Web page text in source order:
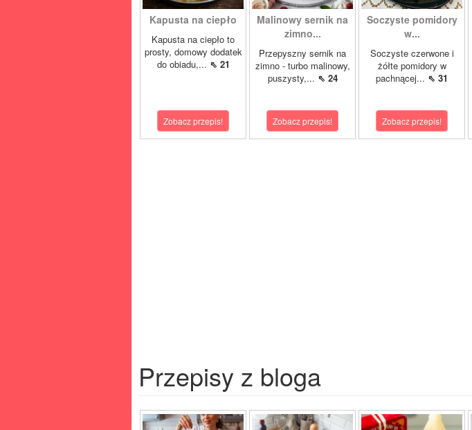
Kapusta na ciepło
Kapusta na ciepło to
prosty, domowy dodatek
do obiadu,... ⇖ 21
Zobacz przepis!
Malinowy sernik na
zimno...
Przepyszny sernik na
zimno - turbo malinowy,
puszysty,... ⇖ 24
Zobacz przepis!
Soczyste pomidory
w...
Soczyste czerwone i
żółte pomidory w
pachnącej... ⇖ 31
Zobacz przepis!
Przepisy z bloga